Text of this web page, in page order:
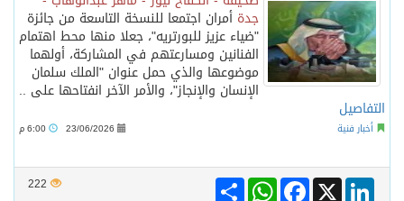
جدة أمران اجتمعا للنسخة التاسعة من جائزة
"ضياء عزيز للبورتريه"، جعلا منها محط اهتمام
الفنانين ومسارعتهم في المشاركة، أولهما
موضوعها والذي حمل عنوان "الملك سلمان
الإنسان والإنجاز"، والأمر الآخر انفتاحها على ..
التفاصيل
أخبار فنية 23/06/2026
222 Share
WhatsAppFacebook X
LinkedIn